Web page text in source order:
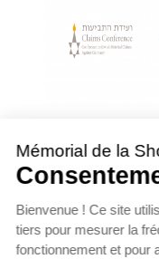
With Assistance from
Sponsored by the
Supported by